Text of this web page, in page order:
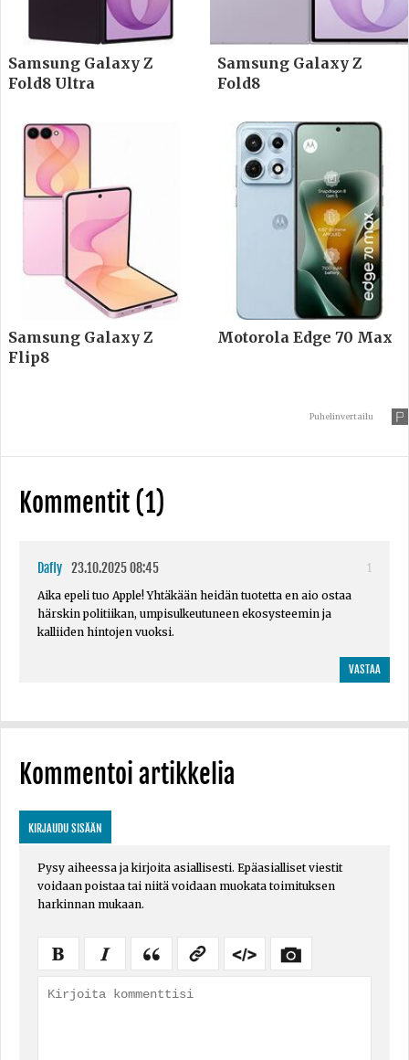
Samsung Galaxy Z
Fold8 Ultra
Samsung Galaxy Z
Fold8
Samsung Galaxy Z
Flip8
Motorola Edge 70 Max
Puhelinvertailu
Kommentit (1)
Dafly 23.10.2025 08:45
1
Aika epeli tuo Apple! Yhtäkään heidän tuotetta en aio ostaa
härskin politiikan, umpisulkeutuneen ekosysteemin ja
kalliiden hintojen vuoksi.
VASTAA
Kommentoi artikkelia
KIRJAUDU SISÄÄN
Pysy aiheessa ja kirjoita asiallisesti. Epäasialliset viestit
voidaan poistaa tai niitä voidaan muokata toimituksen
harkinnan mukaan.